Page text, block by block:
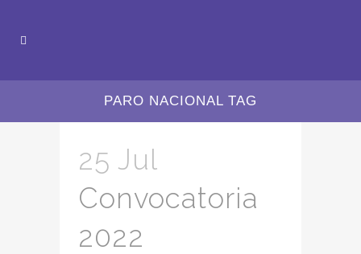
PARO NACIONAL TAG
25 Jul
Convocatoria
2022